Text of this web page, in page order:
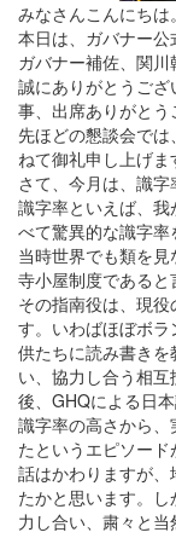
みなさんこんにちは。
本日は、ガバナー
ガバナー補佐、関
誠にありがとうご
事、出席ありがとう
先ほどの懇談会で
ねて御礼申し上げま
さて、今月は、識字
識字率といえば、
べて驚異的な識字
当時世界でも類を見
寺小屋制度であると
その指南役は、現
す。いわばほぼボ
供たちに読み書き
い、協力し合う相
後、GHQによる日
識字率の高さから
たというエピソード
話はかわりますが
たかと思います。
力し合い、粛々と当